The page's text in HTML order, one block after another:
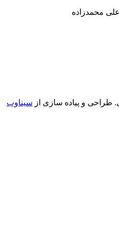
محمدزاده
طراحی و پیاده سازی از سیناوب